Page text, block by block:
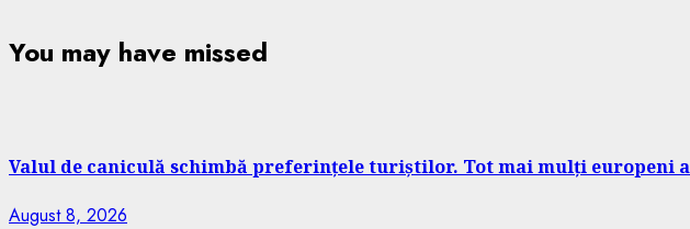
You may have missed
Valul de caniculă schimbă preferințele turiștilor. Tot mai mulți europeni
August 8, 2026